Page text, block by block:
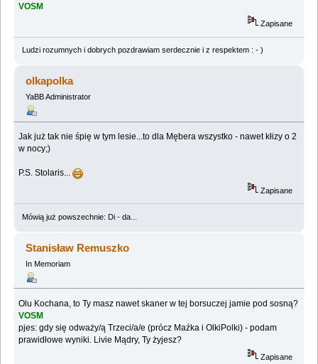
VOSM
Zapisane
Ludzi rozumnych i dobrych pozdrawiam serdecznie i z respektem : - )
olkapolka
YaBB Administrator
Jak już tak nie śpię w tym lesie...to dla Mębera wszystko - nawet kłizy o 2
w nocy;)
P.S. Stolaris...
Zapisane
Mówią już powszechnie: Di - da...
Stanisław Remuszko
In Memoriam
Olu Kochana, to Ty masz nawet skaner w tej borsuczej jamie pod sosną?
VOSM
pjes: gdy się odważy/ą Trzeci/a/e (prócz Maźka i OlkiPolki) - podam
prawidłowe wyniki. Livie Mądry, Ty żyjesz?
Zapisane